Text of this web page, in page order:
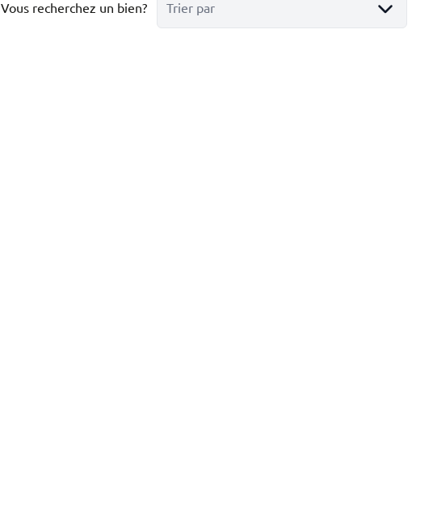
Vous recherchez un bien? Trier par